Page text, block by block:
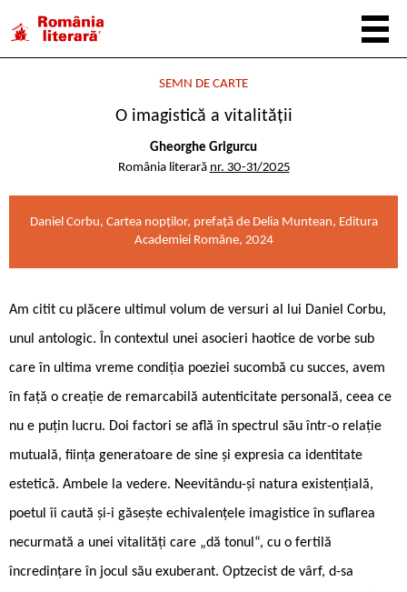
SEMN DE CARTE
O imagistică a vitalității
Gheorghe Grigurcu
România literară nr. 30-31/2025
Daniel Corbu, Cartea nopților, prefață de Delia Muntean, Editura
Academiei Române, 2024
Am citit cu plăcere ultimul volum de versuri al lui Daniel Corbu,
unul antologic. În contextul unei asocieri haotice de vorbe sub
care în ultima vreme condiția poeziei sucombă cu succes, avem
în față o creație de remarcabilă autenticitate personală, ceea ce
nu e puțin lucru. Doi factori se află în spectrul său într-o relație
mutuală, ființa generatoare de sine și expresia ca identitate
estetică. Ambele la vedere. Neevitându-și natura existențială,
poetul îi caută și-i găsește echivalențele imagistice în suflarea
necurmată a unei vitalități care „dă tonul“, cu o fertilă
încredințare în jocul său exuberant. Optzecist de vârf, d-sa